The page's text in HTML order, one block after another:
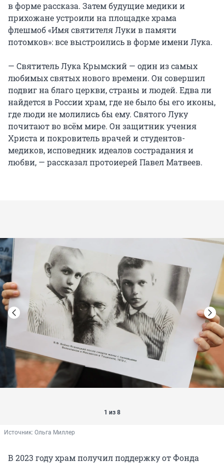
в форме рассказа. Затем будущие медики и
прихожане устроили на площадке храма
флешмоб «Имя святителя Луки в памяти
потомков»: все выстроились в форме имени Лука.
— Святитель Лука Крымский — один из самых
любимых святых нового времени. Он совершил
подвиг на благо церкви, страны и людей. Едва ли
найдется в России храм, где не было бы его иконы,
где люди не молились бы ему. Святого Луку
почитают во всём мире. Он защитник учения
Христа и покровитель врачей и студентов-
медиков, исповедник идеалов сострадания и
любви, — рассказал протоиерей Павел Матвеев.
1 из 8
Источник: Ольга Миллер
В 2023 году храм получил поддержку от Фонда